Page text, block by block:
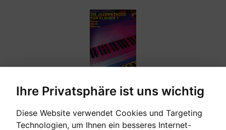
Ihre Privatsphäre ist uns wichtig
Diese Website verwendet Cookies und Targeting
Technologien, um Ihnen ein besseres Internet-